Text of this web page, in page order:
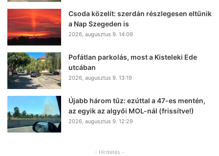
Csoda közelít: szerdán részlegesen eltűnik
a Nap Szegeden is
2026, augusztus 9. 14:09
Pofátlan parkolás, most a Kisteleki Ede
utcában
2026, augusztus 9. 13:19
Újabb három tűz: ezúttal a 47-es mentén,
az egyik az algyői MOL-nál (frissítve!)
2026, augusztus 9. 12:29
- Hirdetés -